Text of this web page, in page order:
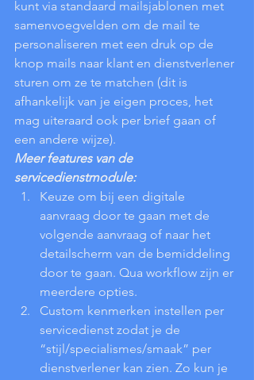
kunt via standaard mailsjablonen met
samenvoegvelden om de mail te
personaliseren met een druk op de
knop mails naar klant en dienstverlener
sturen om ze te matchen (dit is
afhankelijk van je eigen proces, het
mag uiteraard ook per brief gaan of
een andere wijze).
Meer features van de
servicedienstmodule:
Keuze om bij een digitale
aanvraag door te gaan met de
volgende aanvraag of naar het
detailscherm van de bemiddeling
door te gaan. Qua workflow zijn er
meerdere opties.
Custom kenmerken instellen per
servicedienst zodat je de
“stijl/specialismes/smaak” per
dienstverlener kan zien. Zo kun je